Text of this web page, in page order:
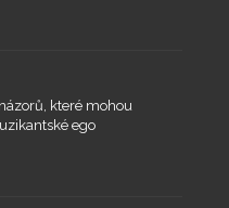
které mohou
ego